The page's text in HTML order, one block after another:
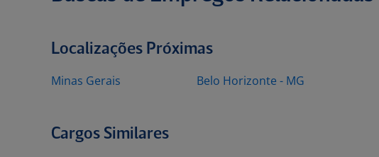
Localizações Próximas
Minas Gerais Belo Horizonte - MG
Cargos Similares